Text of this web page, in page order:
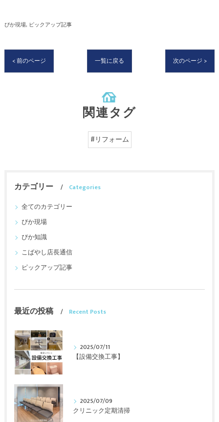
ぴか現場 ピックアップ記事
< 前のページ 一覧に戻る 次のページ >
関連タグ
#リフォーム
カテゴリー
Categories
全てのカテゴリー
ぴか現場
ぴか知識
こばやし店長通信
ピックアップ記事
最近の投稿 Recent Posts
2025/07/11
【設備交換工事】
2025/07/09
クリニック定期清掃